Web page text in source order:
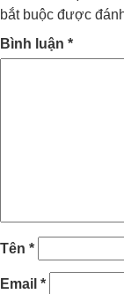
bắt buộc được
Bình luận *
Tên *
Email *